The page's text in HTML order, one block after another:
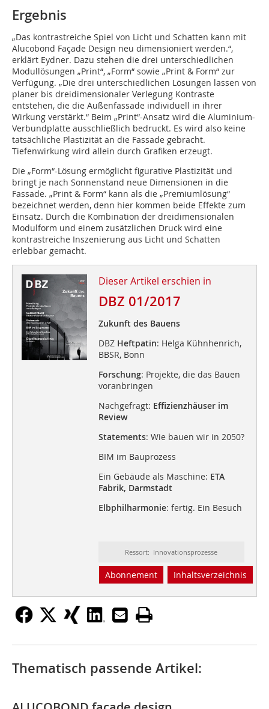
Ergebnis
„Das kontrastreiche Spiel von Licht und Schatten kann mit
Alucobond Façade Design neu dimensioniert werden.“,
erklärt Eydner. Dazu stehen die drei unterschiedlichen
Modullösungen „Print“, „Form“ sowie „Print & Form“ zur
Verfügung. „Die drei unterschiedlichen Lösungen lassen von
planer bis dreidimensionaler Verlegung Kontraste
entstehen, die die Außenfassade individuell in ihrer
Wirkung verstärkt.“ Beim „Print“-Ansatz wird die Aluminium-
Verbundplatte ausschließlich bedruckt. Es wird also keine
tatsächliche Plastizität an die Fassade gebracht.
Tiefenwirkung wird allein durch Grafiken erzeugt.
Die „Form“-Lösung ermöglicht figurative Plastizität und
bringt je nach Sonnenstand neue Dimensionen in die
Fassade. „Print & Form“ kann als die „Premiumlösung“
bezeichnet werden, denn hier kommen beide Effekte zum
Einsatz. Durch die Kombination der dreidimensionalen
Modulform und einem zusätzlichen Druck wird eine
kontrastreiche Inszenierung aus Licht und Schatten
erlebbar gemacht.
Dieser Artikel erschien in
DBZ 01/2017
Zukunft des Bauens
DBZ Heftpatin: Helga Kühnhenrich,
BBSR, Bonn
Forschung: Projekte, die das Bauen
voranbringen
Nachgefragt: Effizienzhäuser im
Review
Statements: Wie bauen wir in 2050?
BIM im Bauprozess
Ein Gebäude als Maschine: ETA
Fabrik, Darmstadt
Elbphilharmonie: fertig. Ein Besuch
Ressort: Innovationsprozesse
Abonnement Inhaltsverzeichnis
Thematisch passende Artikel: